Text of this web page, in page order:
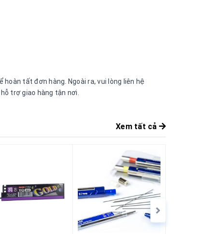
tất đơn hàng. Ngoài ra, vui lòng liên hệ
trợ giao hàng tận nơi.
Xem tất cả